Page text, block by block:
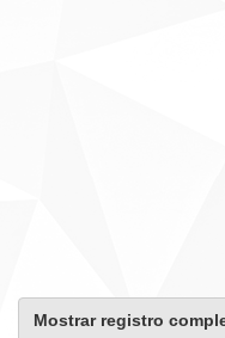
Mostrar registro